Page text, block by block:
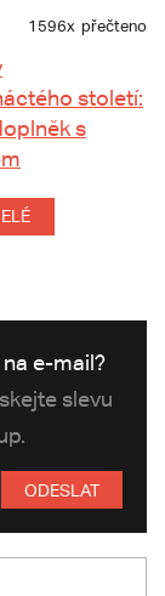
1596x přečteno
století:
s
e-mail?
slevu
ODESLAT